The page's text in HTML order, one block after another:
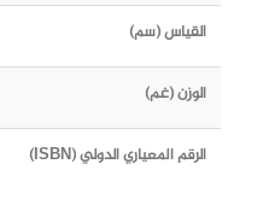
القياس (سم)
الوزن (غم)
الرقم المعياري الدولي (ISBN)